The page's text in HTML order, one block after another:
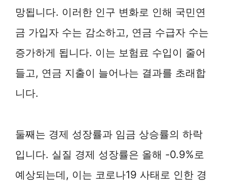
망됩니다. 이러한 인구 변화로 인해 국민연
금 가입자 수는 감소하고, 연금 수급자 수는
증가하게 됩니다. 이는 보험료 수입이 줄어
들고, 연금 지출이 늘어나는 결과를 초래합
니다.
둘째는 경제 성장률과 임금 상승률의 하락
입니다. 실질 경제 성장률은 올해 -0.9%로
예상되는데, 이는 코로나19 사태로 인한 경